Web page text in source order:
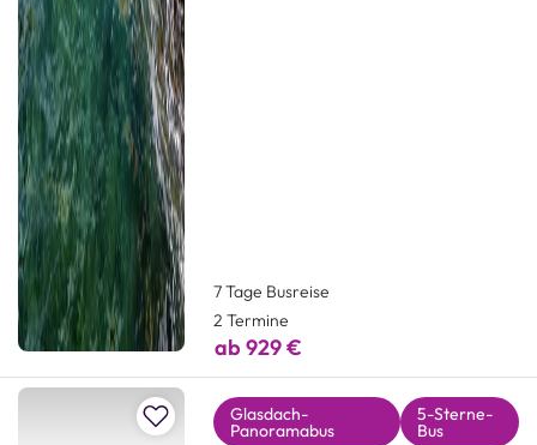
7 Tage Busreise
2 Termine
ab 929 €
Zur Merkliste hinzufügen
Glasdach-
Panoramabus
5-Sterne-
Bus